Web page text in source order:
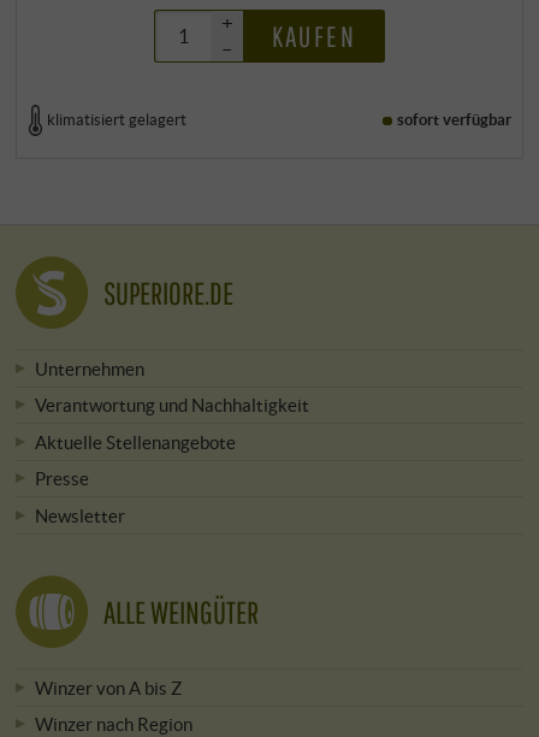
+
–
KAUFEN
klimatisiert gelagert sofort verfügbar
SUPERIORE.DE
Unternehmen
Verantwortung und Nachhaltigkeit
Aktuelle Stellenangebote
Presse
Newsletter
ALLE WEINGÜTER
Winzer von A bis Z
Winzer nach Region